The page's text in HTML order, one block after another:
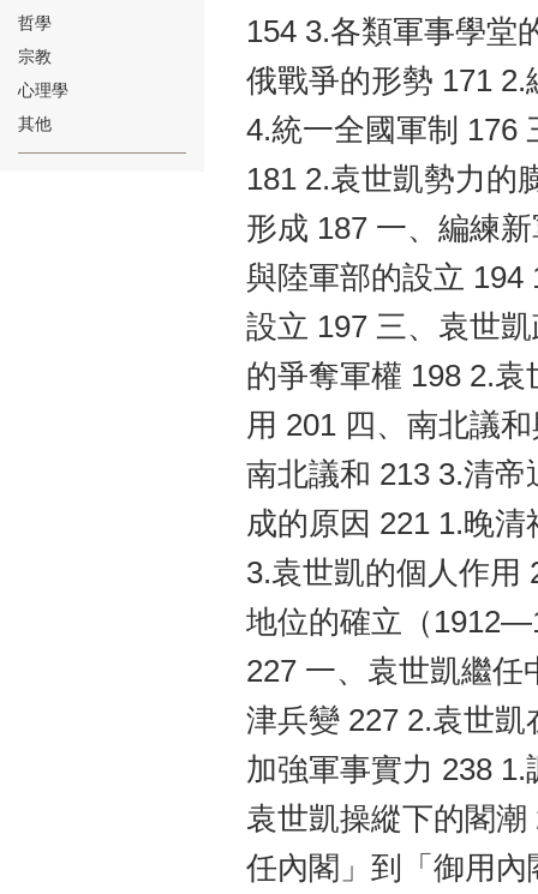
哲學
宗教
心理學
其他
154 3.各類軍事學堂
俄戰爭的形勢 171
4.統一全國軍制 176
181 2.袁世凱勢力
形成 187 一、編練
與陸軍部的設立 194
設立 197 三、袁世
的爭奪軍權 198 2.
用 201 四、南北議
南北議和 213 3.清
成的原因 221 1.晚
3.袁世凱的個人作
地位的確立（
227 一、袁世凱繼任
津兵變 227 2.袁世
加強軍事實力 238
袁世凱操縱下的閣
任內閣」到「御用